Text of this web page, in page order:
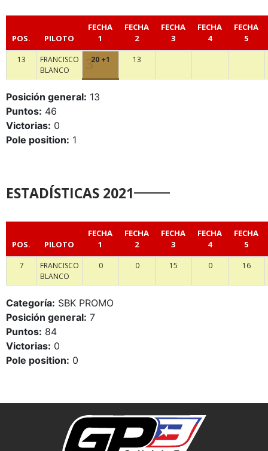
POS. PILOTO
FECHA
1
FECHA
2
FECHA
3
FECHA
4
FECHA
5
13
FRANCISCO
BLANCO
20 +1 13
Posición general: 13
Puntos: 46
Victorias: 0
Pole position: 1
ESTADÍSTICAS 2021
POS. PILOTO
FECHA
1
FECHA
2
FECHA
3
FECHA
4
FECHA
5
7
FRANCISCO
BLANCO
0 0 15 0 16
Categoría: SBK PROMO
Posición general: 7
Puntos: 84
Victorias: 0
Pole position: 0